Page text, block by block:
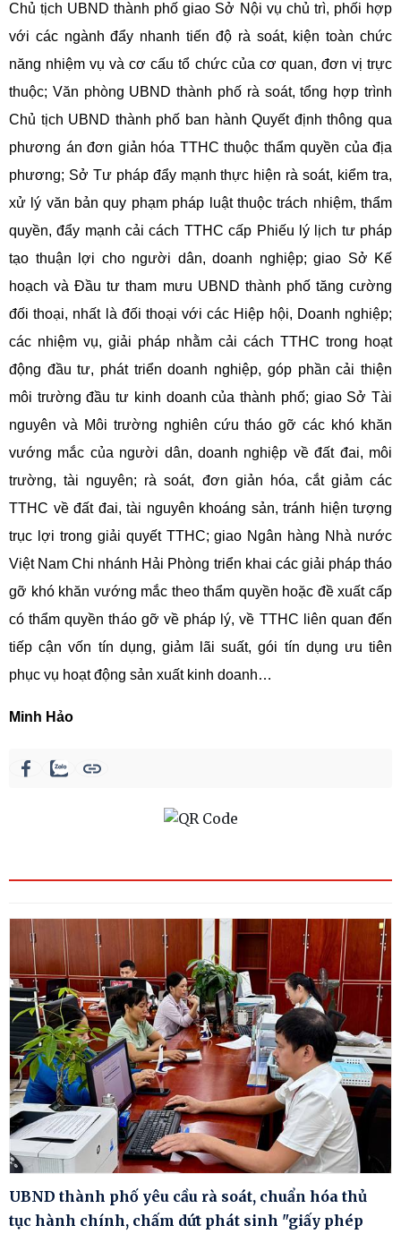
Chủ tịch UBND thành phố giao Sở Nội vụ chủ trì, phối hợp
với các ngành đẩy nhanh tiến độ rà soát, kiện toàn chức
năng nhiệm vụ và cơ cấu tổ chức của cơ quan, đơn vị trực
thuộc; Văn phòng UBND thành phố rà soát, tổng hợp trình
Chủ tịch UBND thành phố ban hành Quyết định thông qua
phương án đơn giản hóa TTHC thuộc thẩm quyền của địa
phương; Sở Tư pháp đẩy mạnh thực hiện rà soát, kiểm tra,
xử lý văn bản quy phạm pháp luật thuộc trách nhiệm, thẩm
quyền, đẩy mạnh cải cách TTHC cấp Phiếu lý lịch tư pháp
tạo thuận lợi cho người dân, doanh nghiệp; giao Sở Kế
hoạch và Đầu tư tham mưu UBND thành phố tăng cường
đối thoại, nhất là đối thoại với các Hiệp hội, Doanh nghiệp;
các nhiệm vụ, giải pháp nhằm cải cách TTHC trong hoạt
động đầu tư, phát triển doanh nghiệp, góp phần cải thiện
môi trường đầu tư kinh doanh của thành phố; giao Sở Tài
nguyên và Môi trường nghiên cứu tháo gỡ các khó khăn
vướng mắc của người dân, doanh nghiệp về đất đai, môi
trường, tài nguyên; rà soát, đơn giản hóa, cắt giảm các
TTHC về đất đai, tài nguyên khoáng sản, tránh hiện tượng
trục lợi trong giải quyết TTHC; giao Ngân hàng Nhà nước
Việt Nam Chi nhánh Hải Phòng triển khai các giải pháp tháo
gỡ khó khăn vướng mắc theo thẩm quyền hoặc đề xuất cấp
có thẩm quyền tháo gỡ về pháp lý, về TTHC liên quan đến
tiếp cận vốn tín dụng, giảm lãi suất, gói tín dụng ưu tiên
phục vụ hoạt động sản xuất kinh doanh…
Minh Hảo
UBND thành phố yêu cầu rà soát, chuẩn hóa thủ
tục hành chính, chấm dứt phát sinh "giấy phép